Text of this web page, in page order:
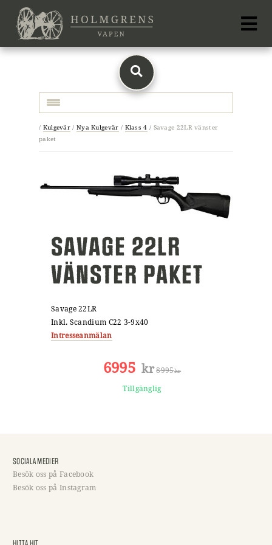
/ Kulgevär / Nya Kulgevär / Klass 4 / Savage 22LR vänster
paket
SAVAGE 22LR
VÄNSTER PAKET
Savage 22LR
Inkl. Scandium C22 3-9x40
Intresseanmälan
6995 kr 8995kr
Tillgänglig
SOCIALA MEDIER
Besök oss på Facebook
Besök oss på Instagram